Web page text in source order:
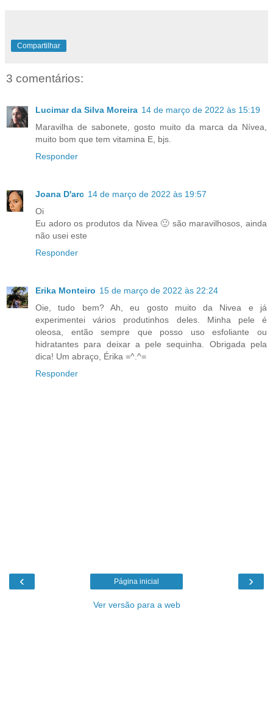
Compartilhar
3 comentários:
Lucimar da Silva Moreira 14 de março de 2022 às 15:19
Maravilha de sabonete, gosto muito da marca da Nívea,
muito bom que tem vitamina E, bjs.
Responder
Joana D'arc 14 de março de 2022 às 19:57
Oi
Eu adoro os produtos da Nivea 🙂 são maravilhosos, ainda
não usei este
Responder
Erika Monteiro 15 de março de 2022 às 22:24
Oie, tudo bem? Ah, eu gosto muito da Nivea e já
experimentei vários produtinhos deles. Minha pele é
oleosa, então sempre que posso uso esfoliante ou
hidratantes para deixar a pele sequinha. Obrigada pela
dica! Um abraço, Érika =^.^=
Responder
‹ ›
Página inicial
Ver versão para a web